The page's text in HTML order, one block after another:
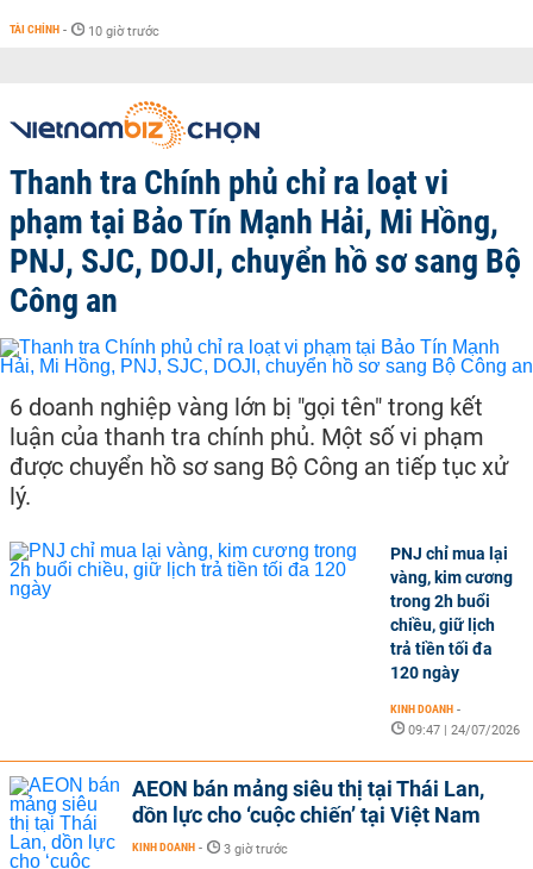
TÀI CHÍNH - 10 giờ trước
Thanh tra Chính phủ chỉ ra loạt vi
phạm tại Bảo Tín Mạnh Hải, Mi Hồng,
PNJ, SJC, DOJI, chuyển hồ sơ sang Bộ
Công an
6 doanh nghiệp vàng lớn bị "gọi tên" trong kết
luận của thanh tra chính phủ. Một số vi phạm
được chuyển hồ sơ sang Bộ Công an tiếp tục xử
lý.
PNJ chỉ mua lại
vàng, kim cương
trong 2h buổi
chiều, giữ lịch
trả tiền tối đa
120 ngày
KINH DOANH -
09:47 | 24/07/2026
AEON bán mảng siêu thị tại Thái Lan,
dồn lực cho ‘cuộc chiến’ tại Việt Nam
KINH DOANH - 3 giờ trước